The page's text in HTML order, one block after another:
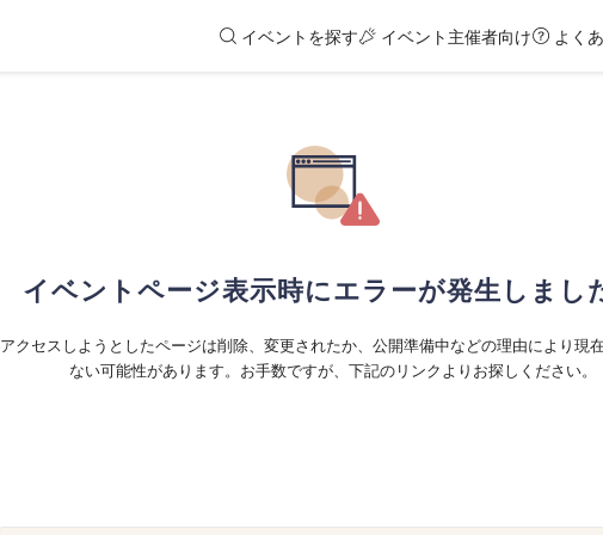
イベントを探す イベント主催者向け よく
イベントページ表示時にエラーが発生しまし
アクセスしようとしたページは削除、変更されたか、公開準備中などの理由により現
ない可能性があります。お手数ですが、下記のリンクよりお探しください。